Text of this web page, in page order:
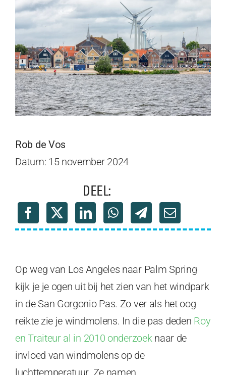
Rob de Vos
Datum: 15 november 2024
DEEL:
Op weg van Los Angeles naar Palm Spring
kijk je je ogen uit bij het zien van het windpark
in de San Gorgonio Pas. Zo ver als het oog
reikte zie je windmolens. In die pas deden Roy
en Traiteur al in 2010 onderzoek naar de
invloed van windmolens op de
luchttemperatuur. Ze namen